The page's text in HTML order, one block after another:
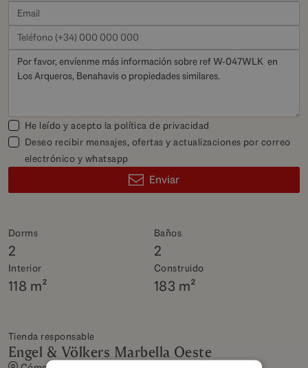
Dorms
2
Baños
2
Interior
118 m²
Construido
183 m²
Tienda responsable
Engel & Völkers Marbella Oeste
He leído y acepto la política de privacidad
Deseo recibir mensajes, ofertas y actualizaciones por correo
electrónico y whatsapp
Enviar